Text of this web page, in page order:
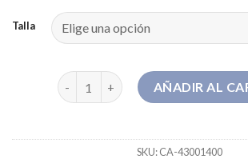
Talla
plumas entallado mujer cantidad
AÑADIR AL
SKU:CA-43001400